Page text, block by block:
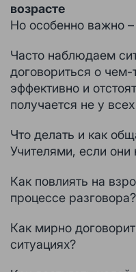
возрасте
Но особенно важно
Часто наблюдаем
договориться о чем-
эффективно и
получается не у
Что делать и как
Учителями, если они
Как повлиять на
процессе разговора?
Как мирно
ситуациях?